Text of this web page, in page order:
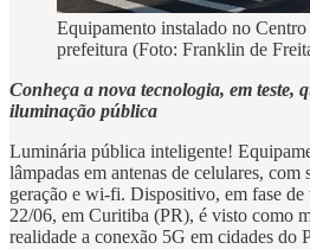
Equipamento instalado no
prefeitura (Foto: Franklin de
Conheça a nova tecnologia, em teste,
iluminação pública
Luminária pública inteligente!
lâmpadas em antenas de celulares,
geração e wi-fi. Dispositivo, em fase de
22/06, em Curitiba (PR), é visto como
realidade a conexão 5G em cidades do